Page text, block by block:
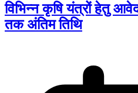
विभिन्न कृषि यंत्रों हेतु
तक अंतिम तिथि